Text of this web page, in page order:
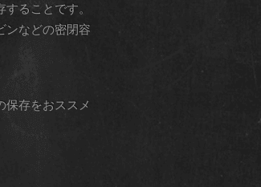
ることです。
ンなどの密閉容
保存をおススメ